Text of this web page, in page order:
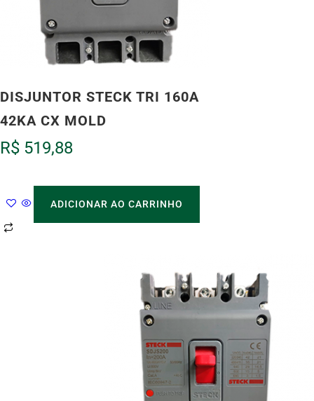
DISJUNTOR STECK TRI 160A
42KA CX MOLD
R$ 519,88
ADICIONAR AO CARRINHO